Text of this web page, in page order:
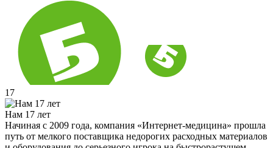
17
Нам 17 лет
Начиная с 2009 года, компания «Интернет-медицина» прошла
путь от мелкого поставщика недорогих расходных материалов